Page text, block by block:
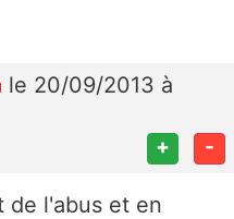
le 20/09/2013 à
+ -
de l'abus et en